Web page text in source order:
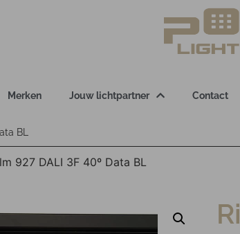
Merken Jouw lichtpartner Contact
BL
927 DALI 3F 40º Data BL